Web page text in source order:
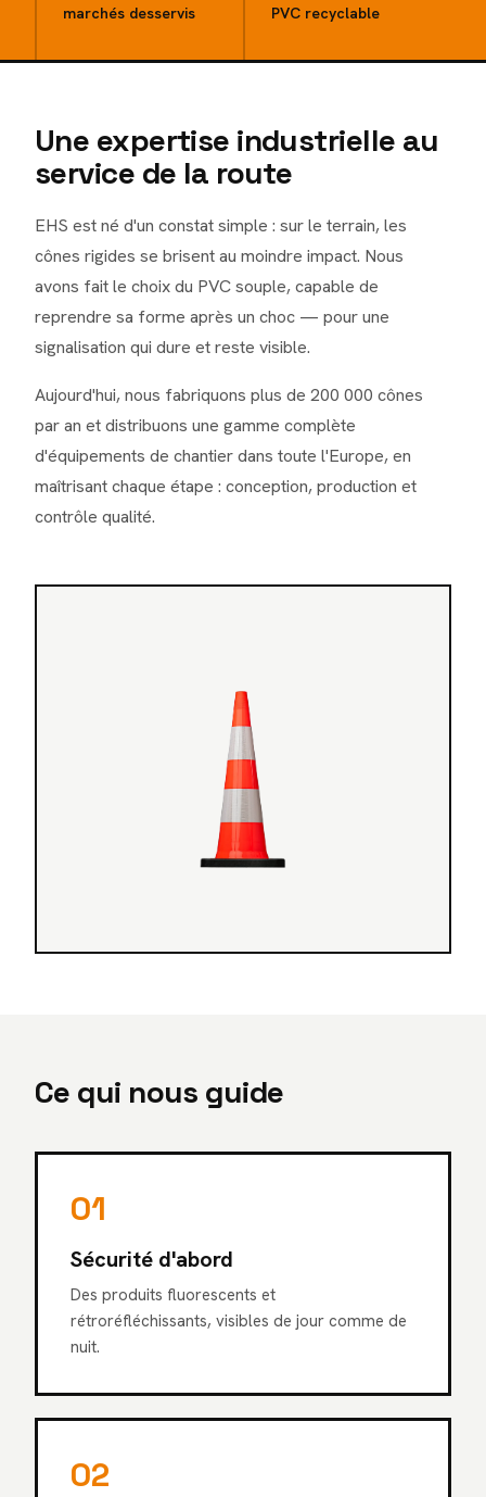
marchés desservis PVC recyclable
Une expertise industrielle au
service de la route
EHS est né d'un constat simple : sur le terrain, les
cônes rigides se brisent au moindre impact. Nous
avons fait le choix du PVC souple, capable de
reprendre sa forme après un choc — pour une
signalisation qui dure et reste visible.
Aujourd'hui, nous fabriquons plus de 200 000 cônes
par an et distribuons une gamme complète
d'équipements de chantier dans toute l'Europe, en
maîtrisant chaque étape : conception, production et
contrôle qualité.
Ce qui nous guide
01
Sécurité d'abord
Des produits fluorescents et
rétroréfléchissants, visibles de jour comme de
nuit.
02